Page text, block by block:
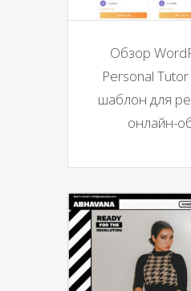
Обзор
Personal
шаблон для
онлайн-